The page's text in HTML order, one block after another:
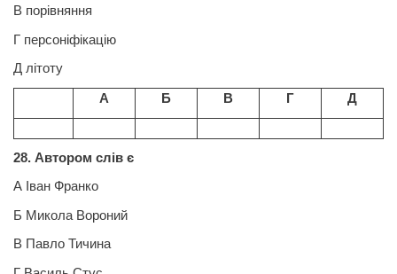
В порівняння
Г персоніфікацію
Д літоту
А
Б В Г Д
28. Автором слів є
А Іван Франко
Б Микола Вороний
В Павло Тичина